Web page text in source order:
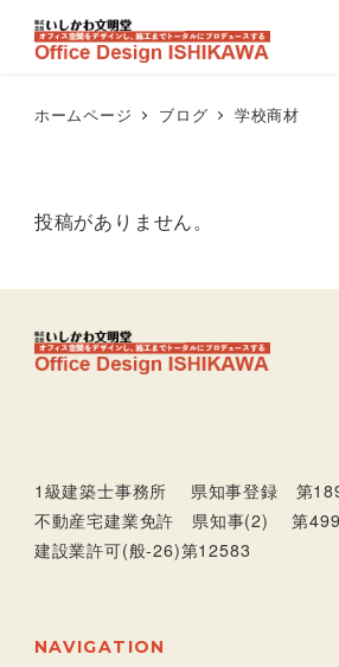
ホームページ ブログ 学校商材
投稿がありません。
1級建築士事務所 県知事登録 第
不動産宅建業免許 県知事(2) 第
建設業許可(般-26)第12583
NAVIGATION